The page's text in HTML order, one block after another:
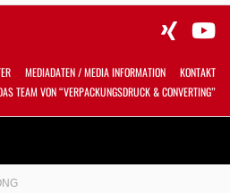
MEDIADATEN / MEDIA INFORMATION
KONTAKT
TEAM VON “VERPACKUNGSDRUCK & CONVERTING”